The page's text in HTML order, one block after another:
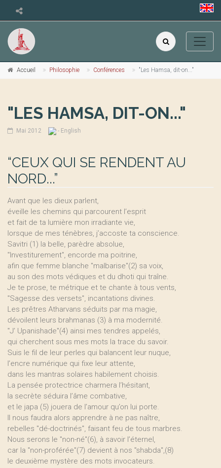
Accueil Philosophie Conférences "Les Hamsa, dit-on..."
"LES HAMSA, DIT-ON..."
Mai 2012 - English
“CEUX QUI SE RENDENT AU
NORD...”
Avant que les dieux parlent,
éveille les chemins qui parcourent l’esprit
et fait de ta lumière mon irradiante vie,
lorsque de mes ténèbres, j’accoste ta conscience.
Savitri (1) la belle, parèdre absolue,
"Investiturement", encorde ma poitrine,
afin que femme blanche "malbarise"(2) sa voix,
au son des mots védiques et du dhoti qui traîne.
Je te prose, te métrique et te chante à tous vents,
"Sagesse des versets", incantations divines.
Les prêtres Atharvans séduits par ma magie,
dévoilent leurs brahmanas (3) à ma modernité.
"J’ Upanishade"(4) ainsi mes tendres appelés,
qui cherchent sous mes mots la trace du savoir.
Suis le fil de leur perles qui balancent leur nuque,
l’encre numérique qui fixe leur attente,
dans les mantras solaires habilement choisis.
La pensée protectrice charmera l’hésitant,
la secrète séduira l’âme combative,
et le japa (5) jouera de l’amour qu’on lui porte.
Il nous faudra alors apprendre à ne pas naître,
rebelles "dé-doctrinés", faisant feu de tous marbres.
Nous serons le "non-né"(6), à savoir l’éternel,
car la "non-proférée"(7) devient à nos "shabda",(8)
le deuxième mystère des mots invocateurs.